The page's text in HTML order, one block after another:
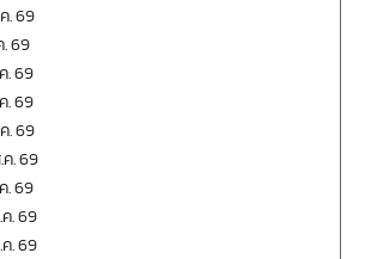
. 69
. 69
. 69
. 69
. 69
. 69
. 69
. 69
. 69